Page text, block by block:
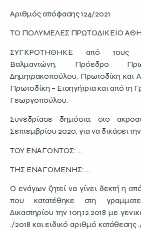
Αριθμός απόφασης 124/2021
ΤΟ ΠΟΛΥΜΕΛΕΣ ΠΡΩΤΟΔΙΚΕΙΟ
ΣΥΓΚΡΟΤΗΘΗΚΕ από τους
Βαλμαντώνη, Πρόεδρο
Δημητρακοπούλου, Πρωτοδίκη και
Πρωτοδίκη – Εισηγήτρια και από τη
Γεωργοπούλου.
Συνεδρίασε δημόσια, στο
Σεπτεμβρίου 2020, για να δικάσει
ΤΟΥ ΕΝΑΓΟΝΤΟΣ: …
ΤΗΣ ΕΝΑΓΟΜΕΝΗΣ: …
Ο ενάγων ζητεί να γίνει δεκτή η
που κατατέθηκε στη
Δικαστηρίου την 10η.12.2018 με
./2018 και ειδικό αριθμό κατάθεσης